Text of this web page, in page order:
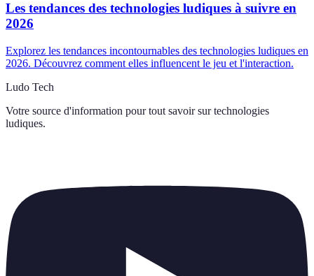
Les tendances des technologies ludiques à suivre en
2026
Explorez les tendances incontournables des technologies ludiques en
2026. Découvrez comment elles influencent le jeu et l'interaction.
Ludo Tech
Votre source d'information pour tout savoir sur technologies
ludiques.